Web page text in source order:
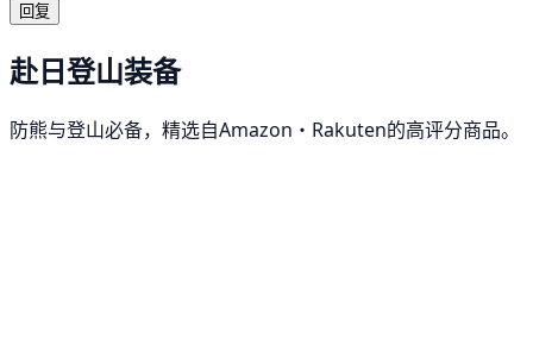
回复
赴日登山装备
防熊与登山必备，精选自Amazon・Rakuten的高评分商品。